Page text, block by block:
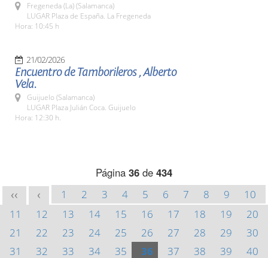
Fregeneda (La) (Salamanca)
LUGAR Plaza de España. La Fregeneda
Hora: 10:45 h
21/02/2026
Encuentro de Tamborileros , Alberto
Vela.
Guijuelo (Salamanca)
LUGAR Plaza Julián Coca. Guijuelo
Hora: 12:30 h.
Página 36 de 434
<< < 1 2 3 4 5 6 7 8 9
10
11
12 13 14 15 16 17 18 19
20
21
22 23 24 25 26 27 28 29
30
31
32 33 34 35 36 37 38 39
40